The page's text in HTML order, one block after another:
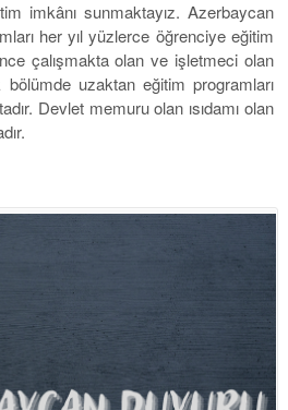
imkânı sunmaktayız. Azerbaycan
her yıl yüzlerce öğrenciye eğitim
çalışmakta olan ve işletmeci olan
bölümde uzaktan eğitim programları
Devlet memuru olan ısıdamı olan